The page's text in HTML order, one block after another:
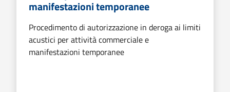
manifestazioni temporanee
Procedimento di autorizzazione in deroga ai limiti
acustici per attività commerciale e
manifestazioni temporanee